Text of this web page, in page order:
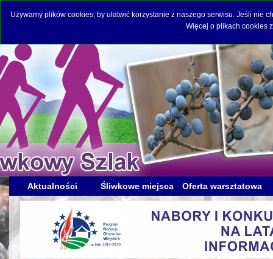
Używamy plików cookies, by ułatwić korzystanie z naszego serwisu. Jeśli
Więcej o plikach cookies
Aktualności Śliwkowe miejsca Oferta warsztatowa